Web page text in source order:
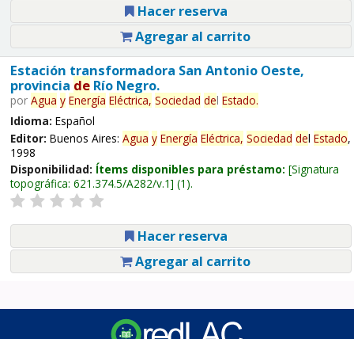
Hacer reserva
Agregar al carrito
Estación transformadora San Antonio Oeste,
provincia deRío Negro.
por Agua y Energía Eléctrica, Sociedad del Estado.
Idioma: Español
Editor: Buenos Aires: Agua y Energía Eléctrica, Sociedad del Estado,
1998
Disponibilidad: Ítems disponibles para préstamo: Signatura
topográfica: 621.374.5/A282/v.1 (1).
Hacer reserva
Agregar al carrito